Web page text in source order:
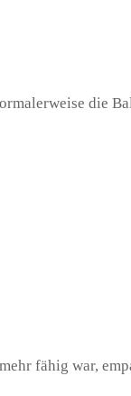
die
fähig war,